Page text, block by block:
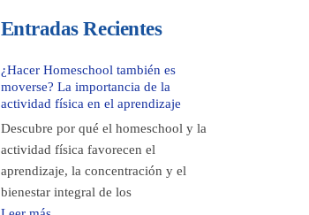
Entradas Recientes
¿Hacer Homeschool también es
moverse? La importancia de la
actividad física en el aprendizaje
Descubre por qué el homeschool y la
actividad física favorecen el
aprendizaje, la concentración y el
bienestar integral de los